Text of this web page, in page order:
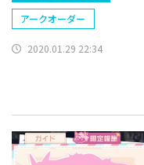
アークオーダー
2020.01.29 22:34